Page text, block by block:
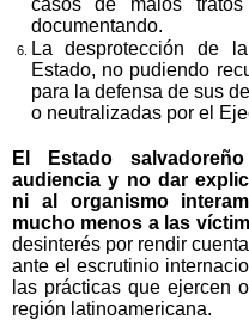
documentando.
La desprotección de
Estado, no pudiendo
para la defensa de sus
o neutralizadas por el
El Estado
audiencia y no dar
ni al organismo
mucho menos a las
desinterés por rendir
ante el escrutinio
las prácticas que ejercen
región latinoamericana.